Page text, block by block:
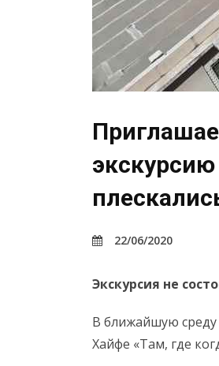
22/06/2020
Экскурсия не
В ближайшую
Хайфе «Там, где